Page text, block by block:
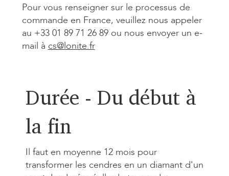
Pour vous renseigner sur le processus de
commande en France, veuillez nous appeler
au +33 01 89 71 26 89 ou nous envoyer un e-
mail à cs@lonite.fr
Durée - Du début à
la fin
Il faut en moyenne 12 mois pour
transformer les cendres en un diamant d'un